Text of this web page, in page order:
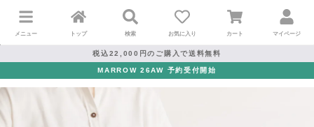
メニュー トップ 検索 お気に入り カート マイページ
税込22,000円のご購入で送料無料
MARROW 26AW 予約受付開始